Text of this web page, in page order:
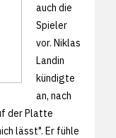
auch die
Spieler
vor. Niklas
Landin
kündigte
an, nach
der Platte
lässt". Er fühle